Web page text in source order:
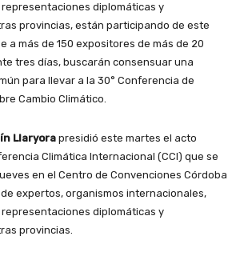
diplomáticas y
provincias, están participando de este
a más de 150 expositores de más de 20
tres días, buscarán consensuar una
para llevar a la 30° Conferencia de
Cambio Climático.
Llaryora presidió este martes el acto
Climática Internacional (CCI) que se
en el Centro de Convenciones Córdoba
expertos, organismos internacionales,
diplomáticas y
provincias.